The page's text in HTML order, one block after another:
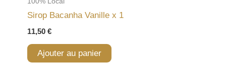
Sirop Bacanha Vanille x 1
11,50 €
Ajouter au panier